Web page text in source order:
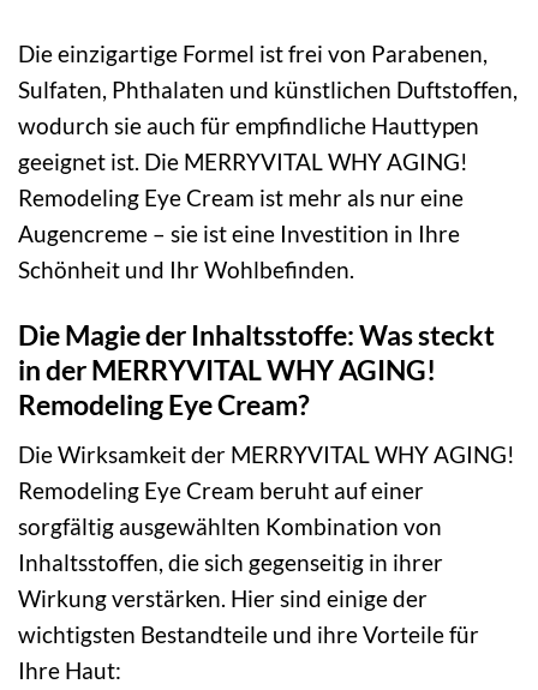
Die einzigartige Formel ist frei von Parabenen,
Sulfaten, Phthalaten und künstlichen Duftstoffen,
wodurch sie auch für empfindliche Hauttypen
geeignet ist. Die MERRYVITAL WHY AGING!
Remodeling Eye Cream ist mehr als nur eine
Augencreme – sie ist eine Investition in Ihre
Schönheit und Ihr Wohlbefinden.
Die Magie der Inhaltsstoffe: Was steckt
in der MERRYVITAL WHY AGING!
Remodeling Eye Cream?
Die Wirksamkeit der MERRYVITAL WHY AGING!
Remodeling Eye Cream beruht auf einer
sorgfältig ausgewählten Kombination von
Inhaltsstoffen, die sich gegenseitig in ihrer
Wirkung verstärken. Hier sind einige der
wichtigsten Bestandteile und ihre Vorteile für
Ihre Haut: